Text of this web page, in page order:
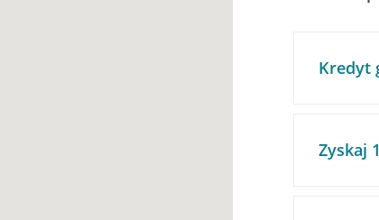
Kredyt
Zyskaj